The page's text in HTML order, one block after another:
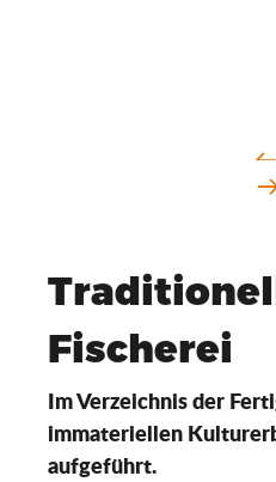
Fischerei
Im Verzeichnis der
immateriellen
aufgeführt.